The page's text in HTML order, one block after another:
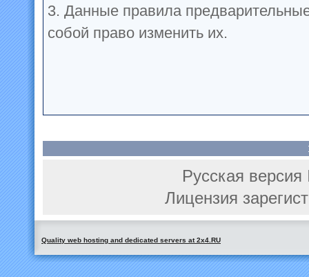
3. Данные правила
собой право изменить их.
Русская
Лицензия
Quality web hosting and dedicated servers at 2x4.RU